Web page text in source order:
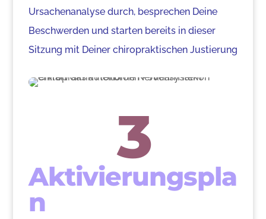
Ursachenanalyse durch, besprechen Deine
Beschwerden und starten bereits in dieser
Sitzung mit Deiner chiropraktischen Justierung
3
Aktivierungspla
n